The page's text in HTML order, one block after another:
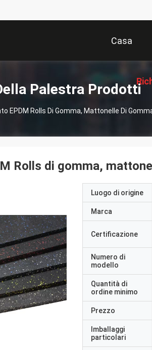
Casa
Palestra Prodotti
EPDM Rolls Di Gomma, Mattonelle Di
Rolls di gomma,
Luogo di origine
Marca
Certificazione
Numero di
modello
Quantità di
ordine minimo
Prezzo
Imballaggi
particolari